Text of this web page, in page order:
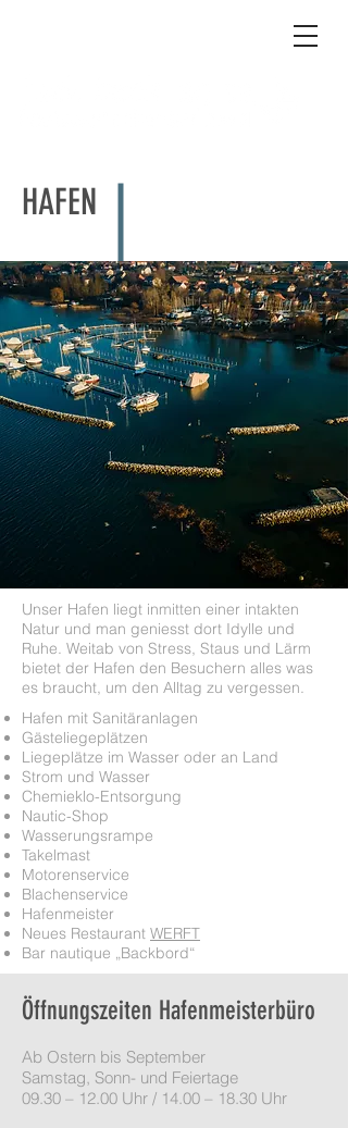
HAFEN
Unser Hafen liegt inmitten einer intakten
Natur und man geniesst dort Idylle und
Ruhe. Weitab von Stress, Staus und Lärm
bietet der Hafen den Besuchern alles was
es braucht, um den Alltag zu vergessen.
Hafen mit Sanitäranlagen
Gästeliegeplätzen
Liegeplätze im Wasser oder an Land
Strom und Wasser
Chemieklo-Entsorgung
Nautic-Shop
Wasserungsrampe
Takelmast
Motorenservice
Blachenservice
Hafenmeister
Neues Restaurant WERFT
Bar nautique „Backbord“
Öffnungszeiten Hafenmeisterbüro
Ab Ostern bis September
Samstag, Sonn- und Feiertage
09.30 – 12.00 Uhr / 14.00 – 18.30 Uhr